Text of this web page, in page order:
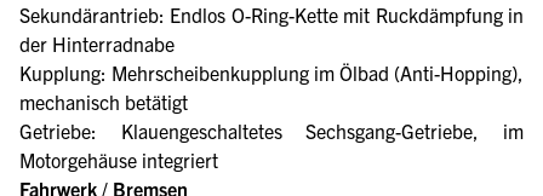
Sekundärantrieb: Endlos O-Ring-Kette mit Ruckdämpfung in
der Hinterradnabe
Kupplung: Mehrscheibenkupplung im Ölbad (Anti-Hopping),
mechanisch betätigt
Getriebe: Klauengeschaltetes Sechsgang-Getriebe, im
Motorgehäuse integriert
Fahrwerk / Bremsen